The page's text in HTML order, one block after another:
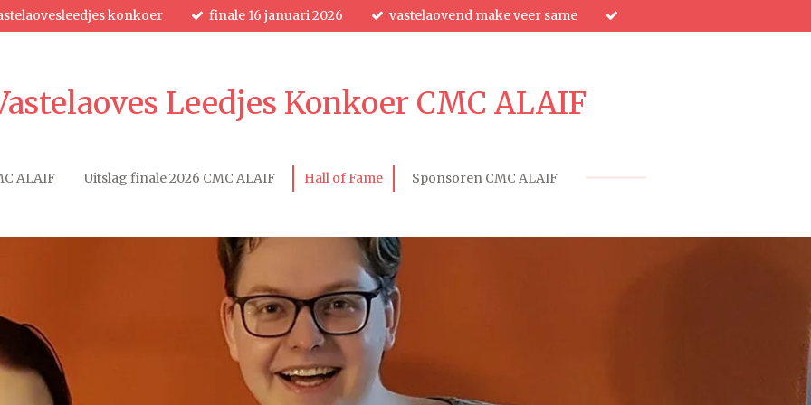
konkoer finale 16 januari 2026 vastelaovend make veer same
Leedjes Konkoer CMC ALAIF
ALAIF Uitslag finale 2026 CMC ALAIF Hall of Fame Sponsoren CMC ALAIF